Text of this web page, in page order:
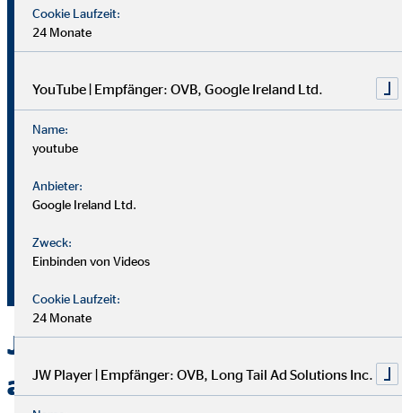
Bei OVB gibt es keine Grenzen: Unser Karriereplan bietet
Aufstiegsmöglichkeiten durch Ausbildung und Praxis.
Unterstützung bekommst du von deinem Team und deiner
Jetzt bei OVB in Bremerhaven
als Berater durchstarten
Cookie Laufzeit:
24 Monate
YouTube | Empfänger: OVB, Google Ireland Ltd.
Name:
youtube
Anbieter:
Google Ireland Ltd.
Zweck:
Einbinden von Videos
Cookie Laufzeit:
24 Monate
JW Player | Empfänger: OVB, Long Tail Ad Solutions Inc.